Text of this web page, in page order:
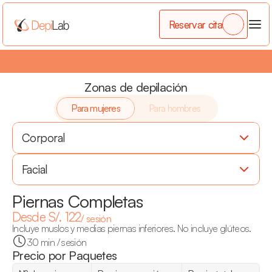
Zonas de depilación
Para mujeres Para hombres
Corporal
Facial
Piernas Completas
Desde S/. 122/ sesión
Incluye muslos y medias piernas inferiores. No incluye glúteos.
30 min / sesión
Precio por Paquetes
Reservar cita